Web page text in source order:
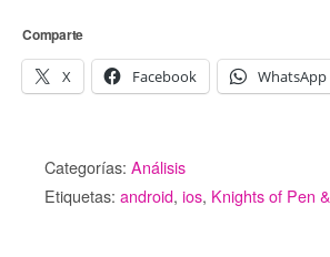
Comparte
X Facebook WhatsApp
Categorías: Análisis
Etiquetas: android, ios, Knights of Pen